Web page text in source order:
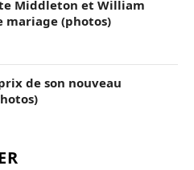
Middleton et William
mariage (photos)
de son nouveau